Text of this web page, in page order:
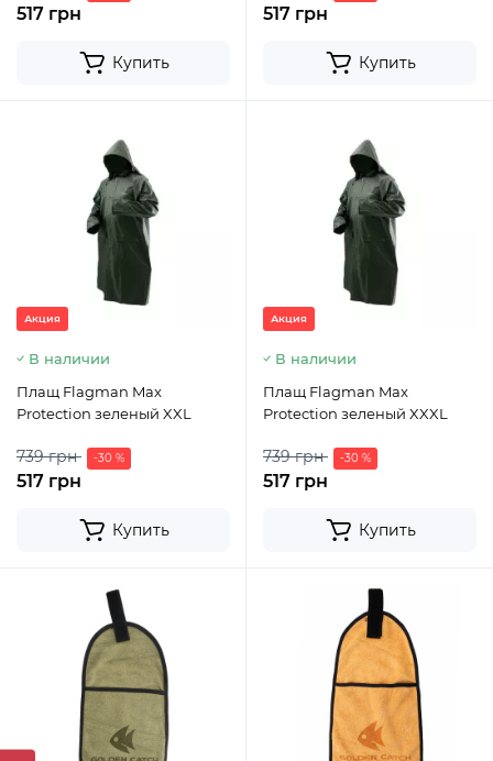
517 грн
Купить
517 грн
Купить
Акция
В наличии
Плащ Flagman Max
Protection зеленый XXL
739 грн -30 %
517 грн
Купить
Акция
В наличии
Плащ Flagman Max
Protection зеленый XXXL
739 грн -30 %
517 грн
Купить